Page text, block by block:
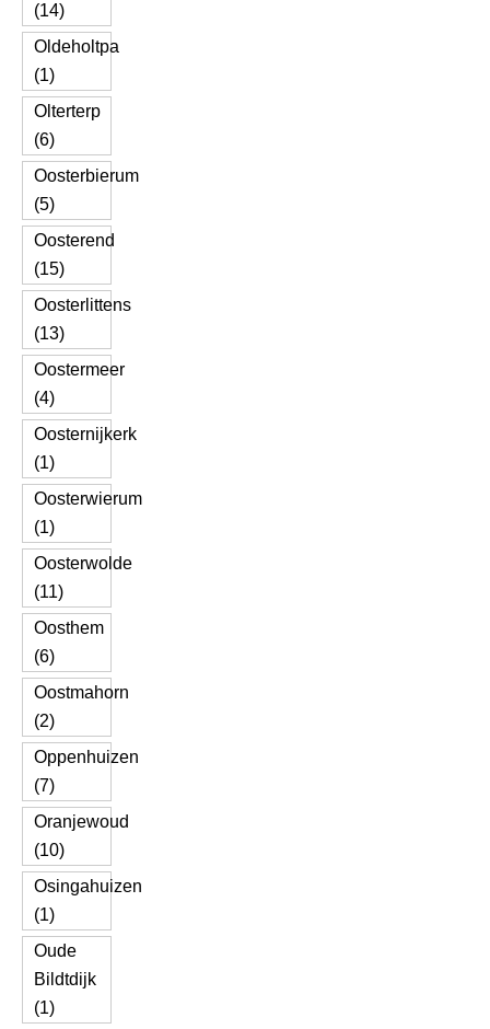
(14)
Oldeholtpa
(1)
Olterterp
(6)
Oosterbierum
(5)
Oosterend
(15)
Oosterlittens
(13)
Oostermeer
(4)
Oosternijkerk
(1)
Oosterwierum
(1)
Oosterwolde
(11)
Oosthem
(6)
Oostmahorn
(2)
Oppenhuizen
(7)
Oranjewoud
(10)
Osingahuizen
(1)
Oude
Bildtdijk
(1)